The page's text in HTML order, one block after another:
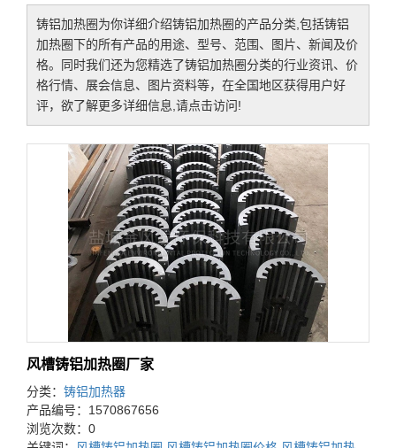
铸铝加热圈为你详细介绍铸铝加热圈的产品分类,包括铸铝
加热圈下的所有产品的用途、型号、范围、图片、新闻及价
格。同时我们还为您精选了铸铝加热圈分类的行业资讯、价
格行情、展会信息、图片资料等，在全国地区获得用户好
评，欲了解更多详细信息,请点击访问!
风槽铸铝加热圈厂家
分类： 铸铝加热器
产品编号：1570867656
浏览次数：0